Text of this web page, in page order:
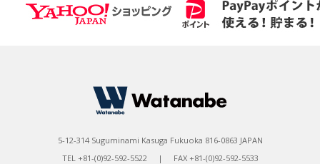
5-12-314 Suguminami Kasuga Fukuoka 816-0863 JAPAN
TEL +81-(0)92-592-5522 | FAX +81-(0)92-592-5533